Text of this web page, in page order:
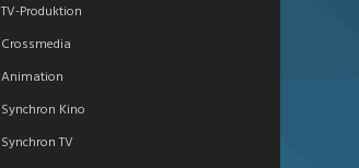
TV-Produktion
Crossmedia
Animation
Synchron Kino
Synchron TV